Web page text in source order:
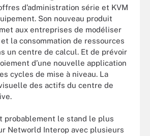
d’administration série et KVM
Son nouveau produit
aux entreprises de modéliser
la consommation de ressources
un centre de calcul. Et de prévoir
d’une nouvelle application
cycles de mise à niveau. La
des actifs du centre de
probablement le stand le plus
Networld Interop avec plusieurs